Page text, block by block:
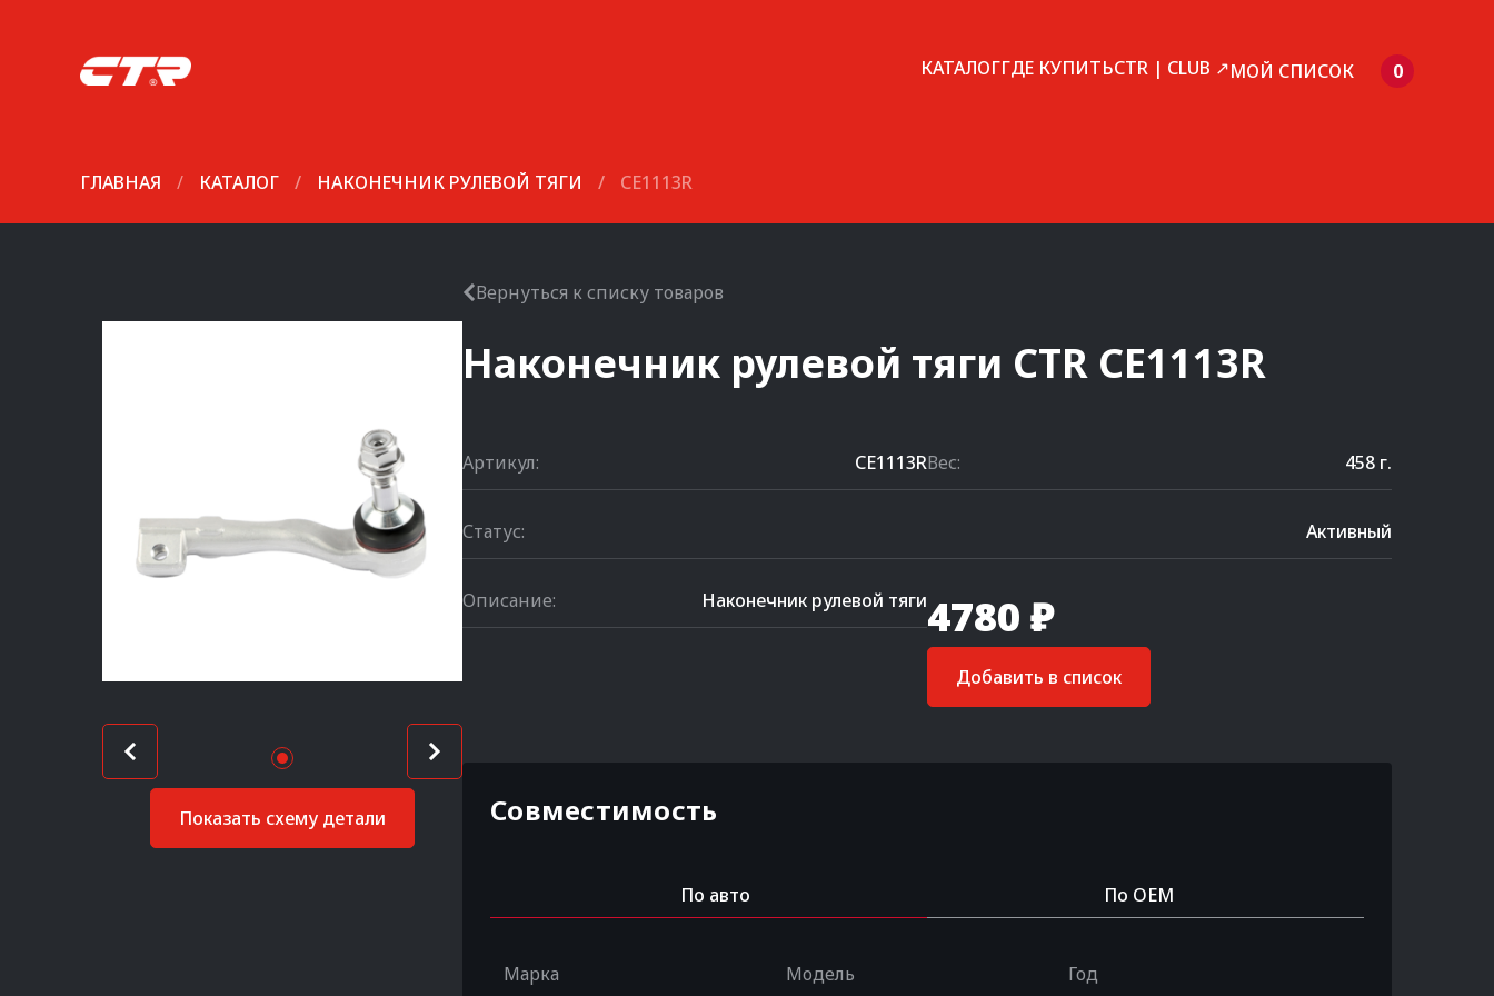
КАТАЛОГГДЕ КУПИТЬCTR | CLUB ↗МОЙ СПИСОК 0
ГЛАВНАЯ / КАТАЛОГ / НАКОНЕЧНИК РУЛЕВОЙ ТЯГИ / CE1113R
Показать схему детали
Вернуться к списку товаров
Наконечник рулевой тяги CTR CE1113R
Артикул: CE1113RВес: 458 г.
Статус: Активный
Описание: Наконечник рулевой тяги4780 ₽
Добавить в список
Совместимость
По авто По OEM
Марка Модель Год